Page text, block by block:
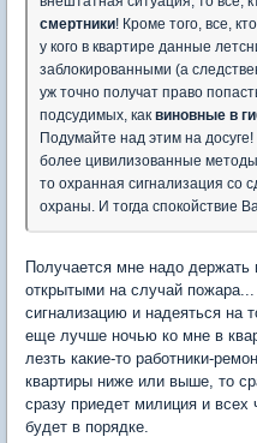
смертники! Кроме того, все,
у кого в квартире данные
заблокированными (а
уж точно получат право
подсудимых, как виновные в
Подумайте над этим на
более цивилизованные
то охранная сигнализация со
охраны. И тогда спокойствие
Получается мне надо держать
открытыми на случай
сигнализацию и надеяться на
еще лучше ночью ко мне в
лезть какие-то работники-
квартиры ниже или выше, то
сразу приедет милиция и
будет в порядке.